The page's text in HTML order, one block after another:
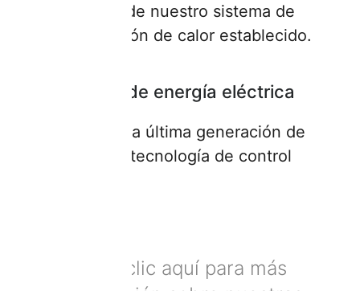
modelo de nuestro sistema de
recuperación de calor establecido.
Ahorro de energía eléctrica
gracias a la última generación de
nuestra tecnología de control
Haga clic aquí para más